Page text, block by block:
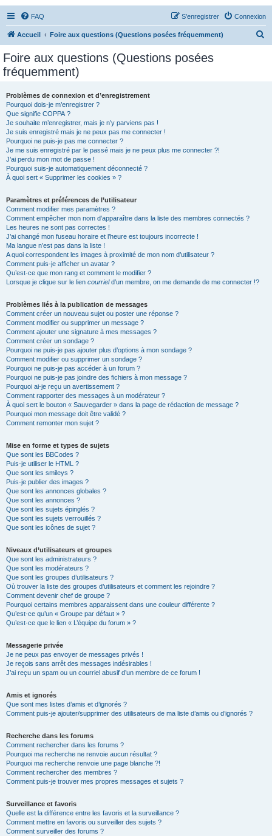
FAQ Connexion
S’enregistrer
Accueil Foire aux questions (Questions posées fréquemment)
Foire aux questions (Questions posées
fréquemment)
Problèmes de connexion et d’enregistrement
Pourquoi dois-je m’enregistrer ?
Que signifie COPPA ?
Je souhaite m’enregistrer, mais je n’y parviens pas !
Je suis enregistré mais je ne peux pas me connecter !
Pourquoi ne puis-je pas me connecter ?
Je me suis enregistré par le passé mais je ne peux plus me connecter ?!
J’ai perdu mon mot de passe !
Pourquoi suis-je automatiquement déconnecté ?
À quoi sert « Supprimer les cookies » ?
Paramètres et préférences de l’utilisateur
Comment modifier mes paramètres ?
Comment empêcher mon nom d’apparaître dans la liste des membres connectés ?
Les heures ne sont pas correctes !
J’ai changé mon fuseau horaire et l’heure est toujours incorrecte !
Ma langue n’est pas dans la liste !
A quoi correspondent les images à proximité de mon nom d’utilisateur ?
Comment puis-je afficher un avatar ?
Qu’est-ce que mon rang et comment le modifier ?
Lorsque je clique sur le lien courrield’un membre, on me demande de me connecter !?
Problèmes liés à la publication de messages
Comment créer un nouveau sujet ou poster une réponse ?
Comment modifier ou supprimer un message ?
Comment ajouter une signature à mes messages ?
Comment créer un sondage ?
Pourquoi ne puis-je pas ajouter plus d’options à mon sondage ?
Comment modifier ou supprimer un sondage ?
Pourquoi ne puis-je pas accéder à un forum ?
Pourquoi ne puis-je pas joindre des fichiers à mon message ?
Pourquoi ai-je reçu un avertissement ?
Comment rapporter des messages à un modérateur ?
À quoi sert le bouton « Sauvegarder » dans la page de rédaction de message ?
Pourquoi mon message doit être validé ?
Comment remonter mon sujet ?
Mise en forme et types de sujets
Que sont les BBCodes ?
Puis-je utiliser le HTML ?
Que sont les smileys ?
Puis-je publier des images ?
Que sont les annonces globales ?
Que sont les annonces ?
Que sont les sujets épinglés ?
Que sont les sujets verrouillés ?
Que sont les icônes de sujet ?
Niveaux d’utilisateurs et groupes
Que sont les administrateurs ?
Que sont les modérateurs ?
Que sont les groupes d’utilisateurs ?
Où trouver la liste des groupes d’utilisateurs et comment les rejoindre ?
Comment devenir chef de groupe ?
Pourquoi certains membres apparaissent dans une couleur différente ?
Qu’est-ce qu’un « Groupe par défaut » ?
Qu’est-ce que le lien « L’équipe du forum » ?
Messagerie privée
Je ne peux pas envoyer de messages privés !
Je reçois sans arrêt des messages indésirables !
J’ai reçu un spam ou un courriel abusif d’un membre de ce forum !
Amis et ignorés
Que sont mes listes d’amis et d’ignorés ?
Comment puis-je ajouter/supprimer des utilisateurs de ma liste d’amis ou d’ignorés ?
Recherche dans les forums
Comment rechercher dans les forums ?
Pourquoi ma recherche ne renvoie aucun résultat ?
Pourquoi ma recherche renvoie une page blanche ?!
Comment rechercher des membres ?
Comment puis-je trouver mes propres messages et sujets ?
Surveillance et favoris
Quelle est la différence entre les favoris et la surveillance ?
Comment mettre en favoris ou surveiller des sujets ?
Comment surveiller des forums ?